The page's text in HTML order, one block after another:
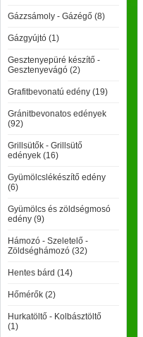
Gázzsámoly - Gázégő (8)
Gázgyújtó (1)
Gesztenyepüré készítő -
Gesztenyevágó (2)
Grafitbevonatú edény (19)
Gránitbevonatos edények
(92)
Grillsütők - Grillsütő
edények (16)
Gyümölcslékészítő edény
(6)
Gyümölcs és zöldségmosó
edény (9)
Hámozó - Szeletelő -
Zöldséghámozó (32)
Hentes bárd (14)
Hőmérők (2)
Hurkatöltő - Kolbásztöltő
(1)